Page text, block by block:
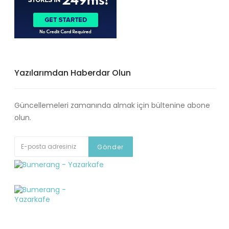
Yazılarımdan Haberdar Olun
Güncellemeleri zamanında almak için bültenine abone
olun.